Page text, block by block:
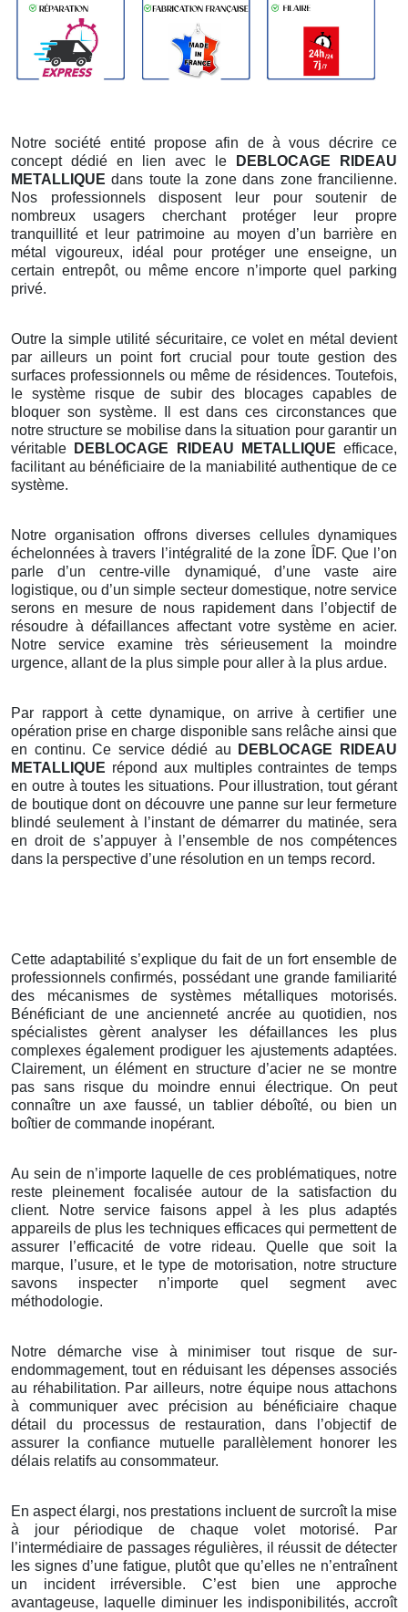
Notre société entité propose afin de à vous décrire ce
concept dédié en lien avec le
DEBLOCAGE RIDEAU
METALLIQUE dans toute la zone dans zone francilienne.
Nos professionnels disposent leur pour soutenir de
nombreux usagers cherchant protéger leur propre
tranquillité et leur patrimoine au moyen d’un barrière en
métal vigoureux, idéal pour protéger une enseigne, un
certain entrepôt, ou même encore n’importe quel parking
privé.
Outre la simple utilité sécuritaire, ce volet en métal devient
par ailleurs un point fort crucial pour toute gestion des
surfaces professionnels ou même de résidences. Toutefois,
le système risque de subir des blocages capables de
bloquer son système. Il est dans ces circonstances que
notre structure se mobilise dans la situation pour garantir un
véritable
DEBLOCAGE RIDEAU METALLIQUE efficace,
facilitant au bénéficiaire de la maniabilité authentique de ce
système.
Notre organisation offrons diverses cellules dynamiques
échelonnées à travers l’intégralité de la zone ÎDF. Que l’on
parle d’un centre-ville dynamiqué, d’une vaste aire
logistique, ou d’un simple secteur domestique, notre service
serons en mesure de nous rapidement dans l’objectif de
résoudre à défaillances affectant votre système en acier.
Notre service examine très sérieusement la moindre
urgence, allant de la plus simple pour aller à la plus ardue.
Par rapport à cette dynamique, on arrive à certifier une
opération prise en charge disponible sans relâche ainsi que
en continu. Ce service dédié au
DEBLOCAGE RIDEAU
METALLIQUE répond aux multiples contraintes de temps
en outre à toutes les situations. Pour illustration, tout gérant
de boutique dont on découvre une panne sur leur fermeture
blindé seulement à l’instant de démarrer du matinée, sera
en droit de s’appuyer à l’ensemble de nos compétences
dans la perspective d’une résolution en un temps record.
Cette adaptabilité s’explique du fait de un fort ensemble de
professionnels confirmés, possédant une grande familiarité
des mécanismes de systèmes métalliques motorisés.
Bénéficiant de une ancienneté ancrée au quotidien, nos
spécialistes gèrent analyser les défaillances les plus
complexes également prodiguer les ajustements adaptées.
Clairement, un élément en structure d’acier ne se montre
pas sans risque du moindre ennui électrique. On peut
connaître un axe faussé, un tablier déboîté, ou bien un
boîtier de commande inopérant.
Au sein de n’importe laquelle de ces problématiques, notre
reste pleinement focalisée autour de la satisfaction du
client. Notre service faisons appel à les plus adaptés
appareils de plus les techniques efficaces qui permettent de
assurer l’efficacité de votre rideau. Quelle que soit la
marque, l’usure, et le type de motorisation, notre structure
savons inspecter n’importe quel segment avec
méthodologie.
Notre démarche vise à minimiser tout risque de sur-
endommagement, tout en réduisant les dépenses associés
au réhabilitation. Par ailleurs, notre équipe nous attachons
à communiquer avec précision au bénéficiaire chaque
détail du processus de restauration, dans l’objectif de
assurer la confiance mutuelle parallèlement honorer les
délais relatifs au consommateur.
En aspect élargi, nos prestations incluent de surcroît la mise
à jour périodique de chaque volet motorisé. Par
l’intermédiaire de passages régulières, il réussit de détecter
les signes d’une fatigue, plutôt que qu’elles ne n’entraînent
un incident irréversible. C’est bien une approche
avantageuse, laquelle diminuer les indisponibilités, accroît